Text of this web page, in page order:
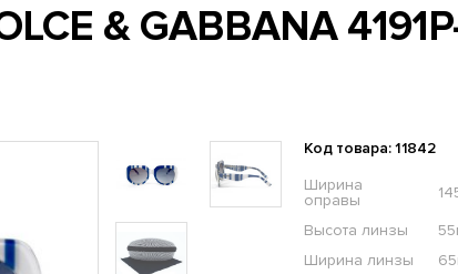
& GABBANA
Код товара: 11842
Ширина
оправы
Высота линзы
Ширина линзы